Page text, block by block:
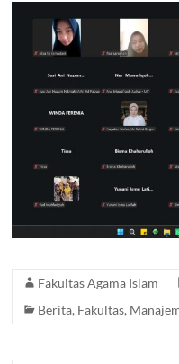
Fakultas Agama Islam
Berita, Fakultas,